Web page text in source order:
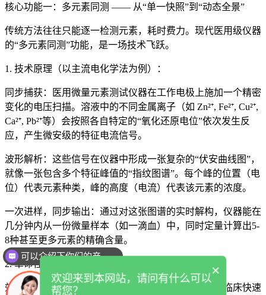
核心功能一：多元素同测 —— 从“单一快照”到“动态全景”
传统方法往往只能逐一检测元素，耗时费力。现代医用级仪器
的“多元素同测”功能，是一场技术飞跃。
1. 技术原理（以主流电化学法为例）：
同步捕获： 医用微量元素测试仪器在工作电极上施加一个精密
变化的电压扫描。溶液中的不同金属离子（如 Zn²⁺, Fe²⁺, Cu²⁺,
Ca²⁺, Pb²⁺等）会按照各自特定的“氧化还原电位”依次发生反
应，产生微安级的特征电流信号。
波形解析：这些信号在仪器中形成一张复杂的“伏安曲线图”，
就像一张包含多个特征峰值的“指纹图谱”。每个峰的位置（电
位）代表元素种类，峰的高度（电流）代表该元素的浓度。
一次进样，同步输出：通过对这张图谱的实时解构，仪器能在
几分钟内从一份微量样本（如一滴血）中，同时定量计算出5-
8种甚至更多元素的精确含量。
2. 革命性优势：
效率革命：将数小时的检测过程缩短至数分钟，满足临床快速
可以介绍下你们的产品么
×
欢迎来到本网站，请问有什么可以
帮您？